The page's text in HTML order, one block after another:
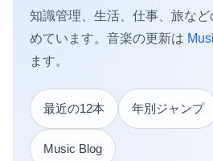
知識管理、生活、仕事、旅な
めています。音楽の更新は
ます。
最近の12本 年別ジャンプ
Music Blog